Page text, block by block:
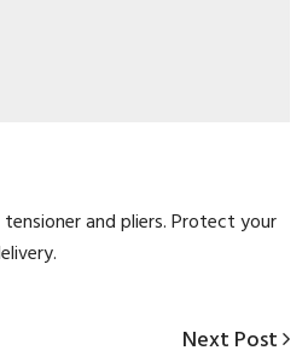
and pliers. Protect your
Next
Next Post